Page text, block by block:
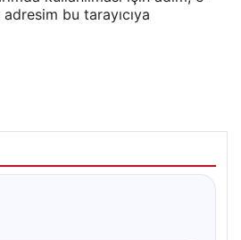
bu tarayıcıya